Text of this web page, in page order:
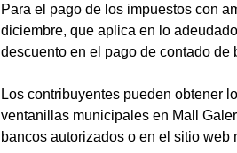
Para el pago de los impuestos con
diciembre, que aplica en lo
descuento en el pago de contado
Los contribuyentes pueden obtener
ventanillas municipales en Mall
bancos autorizados o en el sitio web